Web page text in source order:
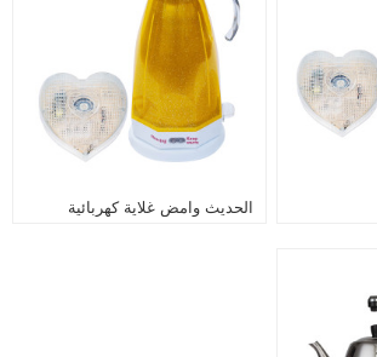
الحديث وامض غلاية كهربائية